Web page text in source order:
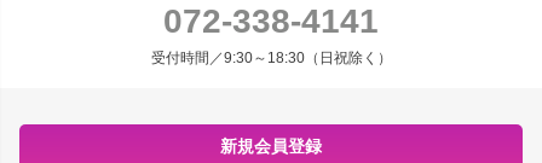
072-338-4141
受付時間／9:30～18:30（日祝除く）
新規会員登録